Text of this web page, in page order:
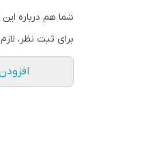
شما هم درباره
برای ثبت نظر،